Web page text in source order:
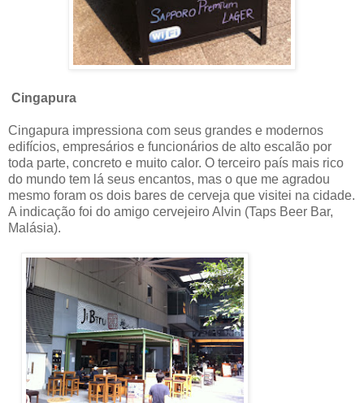
Cingapura
Cingapura impressiona com seus grandes e modernos
edifícios, empresários e funcionários de alto escalão por
toda parte, concreto e muito calor. O terceiro país mais rico
do mundo tem lá seus encantos, mas o que me agradou
mesmo foram os dois bares de cerveja que visitei na cidade.
A indicação foi do amigo cervejeiro Alvin (Taps Beer Bar,
Malásia).